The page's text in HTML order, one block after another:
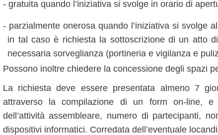
- gratuita quando l’iniziativa si svolge in orario di
- parzialmente onerosa quando l’iniziativa si svolge
in tal caso è richiesta la sottoscrizione di un atto
necessaria sorveglianza (portineria e vigilanza e
Possono inoltre chiedere la concessione degli spazi
La richiesta deve essere presentata almeno 7
attraverso la compilazione di un form on-line, e
dell’attività assembleare, numero di partecipanti,
dispositivi informatici. Corredata dell’eventuale